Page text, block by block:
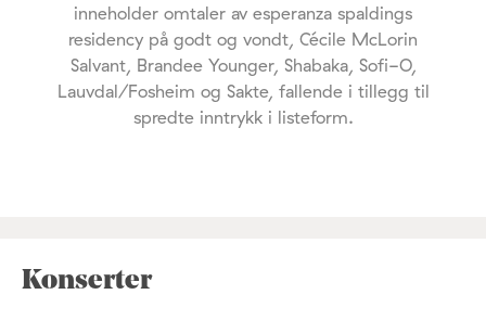
inneholder omtaler av esperanza spaldings
residency på godt og vondt, Cécile McLorin
Salvant, Brandee Younger, Shabaka, Sofi-O,
Lauvdal/Fosheim og Sakte, fallende i tillegg til
spredte inntrykk i listeform.
Konserter